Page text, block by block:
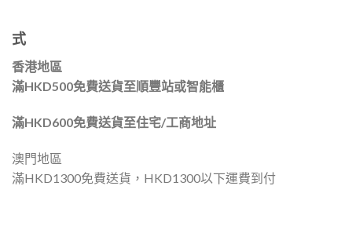
式
香港地區
滿HKD500免費送貨至順豐站或智能櫃
滿HKD600免費送貨至住宅/工商地址
澳門地區
滿HKD1300免費送貨，HKD1300以下運費到付